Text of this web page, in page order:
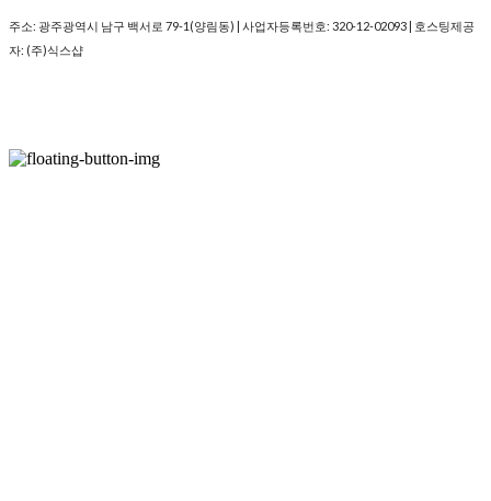
주소: 광주광역시 남구 백서로 79-1(양림동) | 사업자등록번호: 320-12-02093 | 호스팅제공
자: (주)식스샵